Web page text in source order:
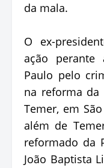
da mala.
O ex-
ação perante
Paulo pelo
na reforma da
Temer, em
além de
reformado da
João Baptista